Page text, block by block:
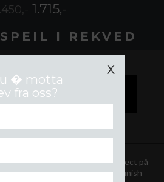
1.715,-
I REKVED
HANDLEKURV
tre - rekved. B60xH80 - perfect på
unike og har en tøff uperfekt finish
� motta
fra oss?
X